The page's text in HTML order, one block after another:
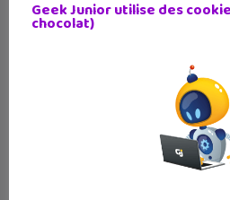
Geek Junior utilise des
chocolat)